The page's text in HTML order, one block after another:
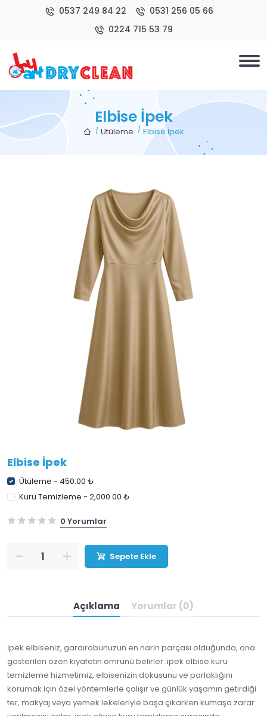
0537 249 84 22
0531 256 05 66
0224 715 53 79
Elbise İpek
Ütüleme Elbise İpek
Elbise İpek
Ütüleme - 450.00 ₺
Kuru Temizleme - 2,000.00 ₺
0 Yorumlar
Sepete Ekle
Açıklama Yorumlar (0)
İpek elbiseniz, gardırobunuzun en narin parçası olduğunda, ona
gösterilen özen kıyafetin ömrünü belirler. ipek elbise kuru
temizleme hizmetimiz, elbisenizin dokusunu ve parlaklığını
korumak için özel yöntemlerle çalışır ve günlük yaşamın getirdiği
ter, makyaj veya yemek lekeleriyle başa çıkarken kumaşa zarar